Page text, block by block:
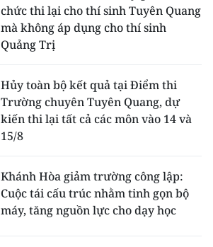
chức thi lại cho thí sinh Tuyên Quang
mà không áp dụng cho thí sinh
Quảng Trị
Hủy toàn bộ kết quả tại Điểm thi
Trường chuyên Tuyên Quang, dự
kiến thi lại tất cả các môn vào 14 và
15/8
Khánh Hòa giảm trường công lập:
Cuộc tái cấu trúc nhằm tinh gọn bộ
máy, tăng nguồn lực cho dạy học